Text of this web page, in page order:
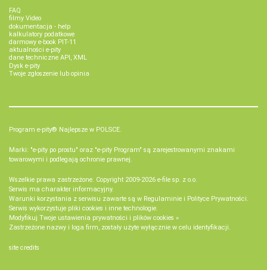
FAQ
filmy Video
dokumentacja - help
kalkulatory podatkowe
darmowy e-book PIT-11
aktualności e-pity
dane techniczne API, XML
Dysk e-pity
Twoje zgłoszenie lub opinia
Program e-pity® Najlepsze w POLSCE.
Marki: "e-pity po prostu" oraz "e-pity Program" są zarejestrowanymi znakami
towarowymi i podlegają ochronie prawnej.
Wszelkie prawa zastrzeżone. Copyright 2009-2026 e-file sp. z o.o.
Serwis ma charakter informacyjny.
Warunki korzystania z serwisu zawarte są w Regulaminie i Polityce Prywatności.
Serwis wykorzystuje pliki cookies i inne technologie.
Modyfikuj Twoje ustawienia prywatności i plików cookies »
Zastrzeżone nazwy i loga firm, zostały użyte wyłącznie w celu identyfikacji.
site credits